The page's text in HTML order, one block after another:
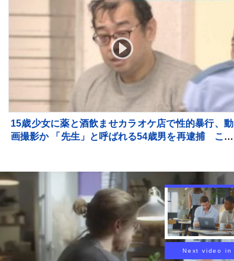
15歳少女に薬と酒飲ませカラオケ店で性的暴行、動
画撮影か 「先生」と呼ばれる54歳男を再逮捕 これ